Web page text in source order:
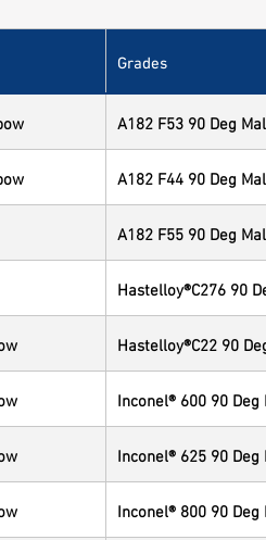
Grades
A182 F53 90 Deg
A182 F44 90 Deg
A182 F55 90 Deg
Hastelloy®C276 90
Hastelloy®C22 90
Inconel® 600 90
Inconel® 625 90
Inconel® 800 90